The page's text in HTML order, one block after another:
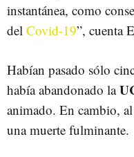
instantánea, como
del Covid-19”, cuenta
Habían pasado sólo
había abandonado la
animado. En cambio,
una muerte fulminante.